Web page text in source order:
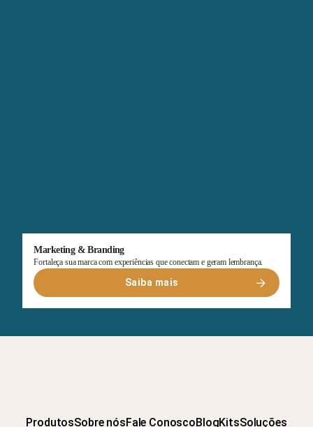
Marketing & Branding
Fortaleça sua marca com experiências que conectam e geram lembrança.
Saiba mais
ProdutosSobre nósFale ConoscoBlogKitsSoluções